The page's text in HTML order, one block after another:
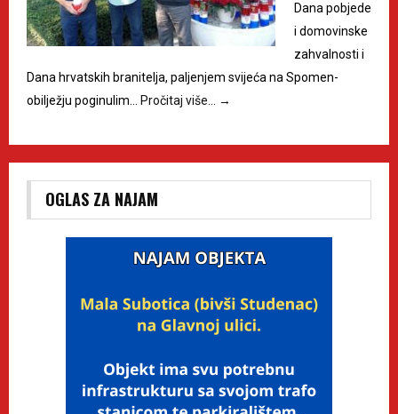
Dana pobjede
i domovinske
zahvalnosti i
Dana hrvatskih branitelja, paljenjem svijeća na Spomen-
obilježju poginulim…
Pročitaj više… →
OGLAS ZA NAJAM